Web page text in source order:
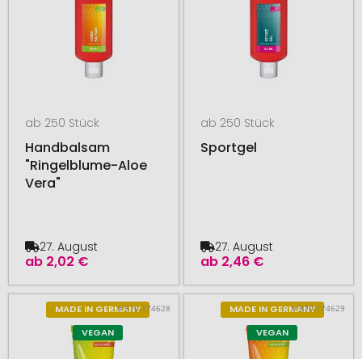
ab 250 Stück
Handbalsam
"Ringelblume-Aloe
Vera"
ab 2,02 €
27. August
ab 250 Stück
Sportgel
ab 2,46 €
27. August
MADE IN GERMANY
VEGAN
# 510.174628
MADE IN GERMANY
VEGAN
# 510.174629